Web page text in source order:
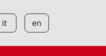
it en